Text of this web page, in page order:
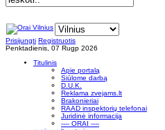
Prisijungti Registruotis
Penktadienis, 07 Rugp 2026
Titulinis
Apie portalą
Siūlome darbą
D.U.K.
Reklama zvejams.lt
Brakonieriai
RAAD inspektorių telefonai
Juridinė informacija
---- ORAI ----